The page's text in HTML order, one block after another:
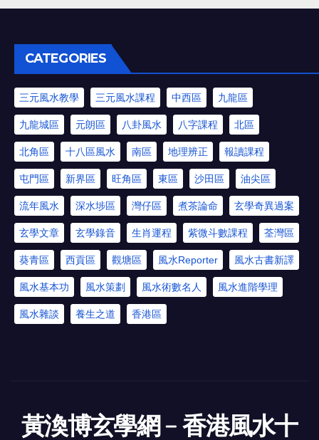
CATEGORIES
三元風水教學 三元風水課程 中西區 九龍區
九龍城區 元朗區 八卦風水 八字課程 北區
北角區 十八區風水 南區 地理辨正 報讀課程
屯門區 新界區 旺角區 東區 沙田區 油尖區
流年風水 深水埗區 灣仔區 煮茶論命 玄學奇異過案
玄學文章 玄學錄音 生肖運程 紫微斗數課程 荃灣區
葵青區 西貢區 觀塘區 風水Reporter 風水古書新譯
風水基本功 風水策劃 風水術數名人 風水進階學理
風水雜談 養生之道 香港區
黃渙博玄學網﹣香港風水十